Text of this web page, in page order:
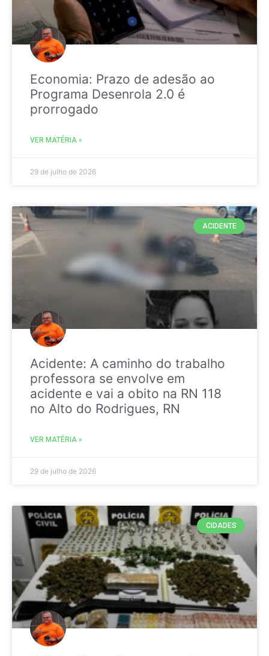
Economia: Prazo de adesão ao
Programa Desenrola 2.0 é
prorrogado
VER MATÉRIA »
29 de julho de 2026
ACIDENTE
Acidente: A caminho do trabalho
professora se envolve em
acidente e vai a obito na RN 118
no Alto do Rodrigues, RN
VER MATÉRIA »
29 de julho de 2026
CIDADES